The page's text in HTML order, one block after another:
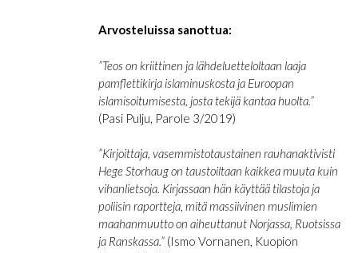
Arvosteluissa sanottua:
”Teos on kriittinen ja lähdeluetteloltaan laaja
pamflettikirja islaminuskosta ja Euroopan
islamisoitumisesta, josta tekijä kantaa huolta.”
(Pasi Pulju, Parole 3/2019)
”Kirjoittaja, vasemmistotaustainen rauhanaktivisti
Hege Storhaug on taustoiltaan kaikkea muuta kuin
vihanlietsoja. Kirjassaan hän käyttää tilastoja ja
poliisin raportteja, mitä massiivinen muslimien
maahanmuutto on aiheuttanut Norjassa, Ruotsissa
ja Ranskassa.”(Ismo Vornanen, Kuopion